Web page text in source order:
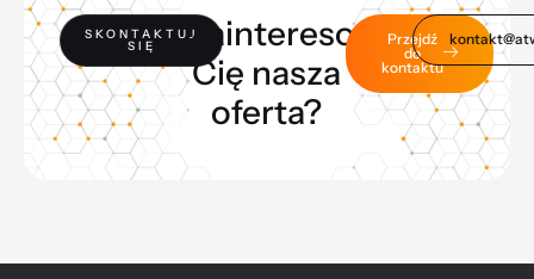
SKONTAKTUJ
SIĘ
Zainteresowała
Cię nasza
oferta?
Przejdź
do
kontaktu